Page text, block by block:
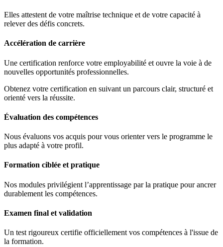
Elles attestent de votre maîtrise technique et de votre capacité à
relever des défis concrets.
Accélération de carrière
Une certification renforce votre employabilité et ouvre la voie à de
nouvelles opportunités professionnelles.
Obtenez votre certification en suivant un parcours clair, structuré et
orienté vers la réussite.
Évaluation des compétences
Nous évaluons vos acquis pour vous orienter vers le programme le
plus adapté à votre profil.
Formation ciblée et pratique
Nos modules privilégient l’apprentissage par la pratique pour ancrer
durablement les compétences.
Examen final et validation
Un test rigoureux certifie officiellement vos compétences à l'issue de
la formation.